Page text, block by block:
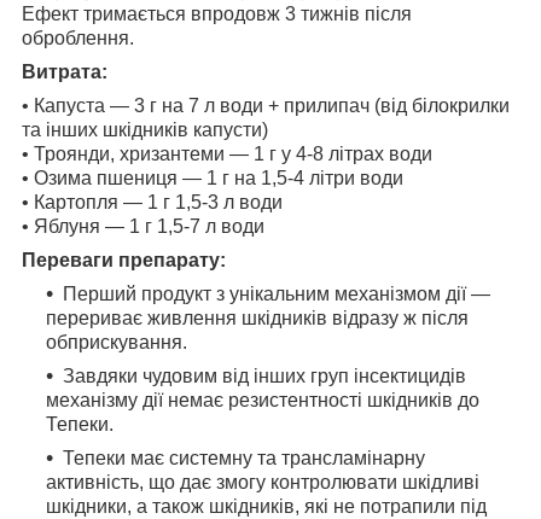
Ефект тримається впродовж 3 тижнів після
оброблення.
Витрата:
• Капуста — 3 г на 7 л води + прилипач (від білокрилки
та інших шкідників капусти)
• Троянди, хризантеми — 1 г у 4-8 літрах води
• Озима пшениця — 1 г на 1,5-4 літри води
• Картопля ― 1 г 1,5-3 л води
• Яблуня — 1 г 1,5-7 л води
Переваги препарату:
Перший продукт з унікальним механізмом дії —
перериває живлення шкідників відразу ж після
обприскування.
Завдяки чудовим від інших груп інсектицидів
механізму дії немає резистентності шкідників до
Тепеки.
Тепеки має системну та трансламінарну
активність, що дає змогу контролювати шкідливі
шкідники, а також шкідників, які не потрапили під